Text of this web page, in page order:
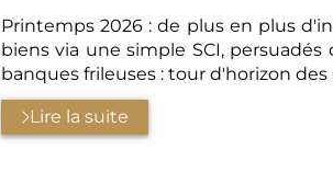
Printemps 2026 : de plus en plus
biens via une simple SCI,
banques frileuses : tour d'horizon des
Lire la suite